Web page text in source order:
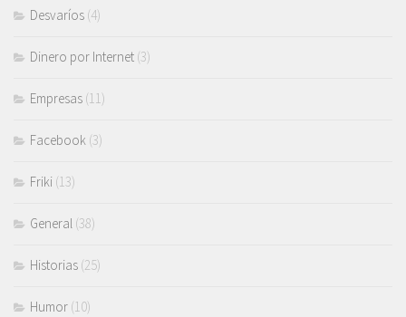
Desvaríos (4)
Dinero por Internet (3)
Empresas (11)
Facebook (3)
Friki (13)
General (38)
Historias (25)
Humor (10)